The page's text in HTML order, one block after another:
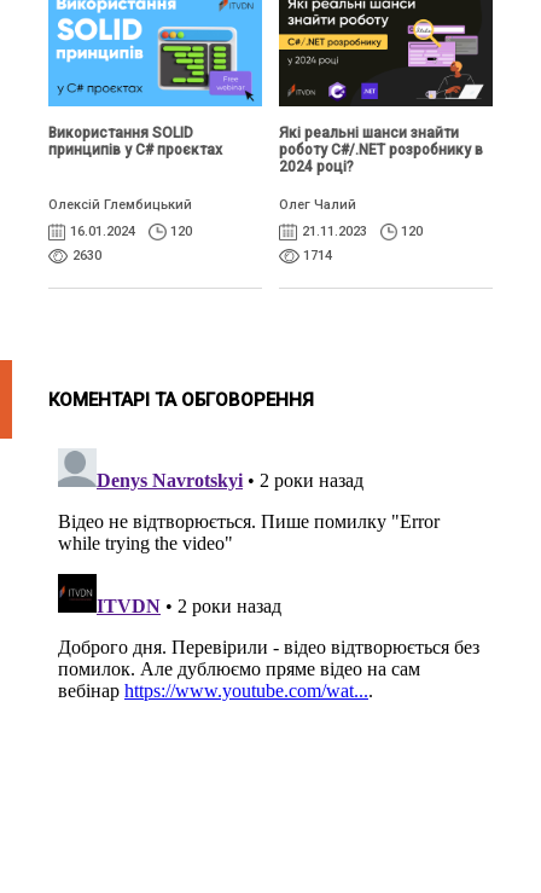
Використання SOLID
принципів у C# проєктах
Олексій Глембицький
16.01.2024
120
2630
Які реальні шанси знайти
роботу C#/.NET розробнику в
2024 році?
Олег Чалий
21.11.2023
120
1714
КОМЕНТАРІ ТА ОБГОВОРЕННЯ